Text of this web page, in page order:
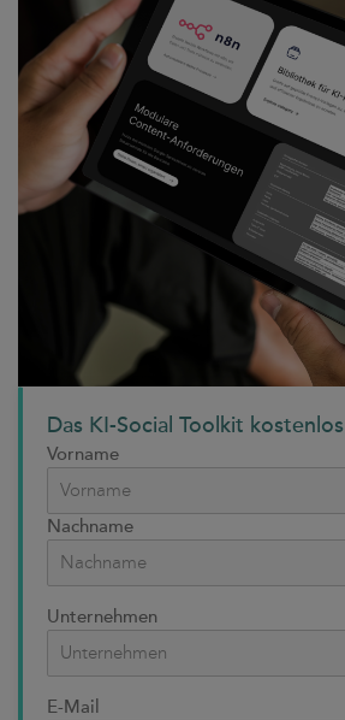
Das KI-Social Toolkit
Vorname
Nachname
Unternehmen
E-Mail